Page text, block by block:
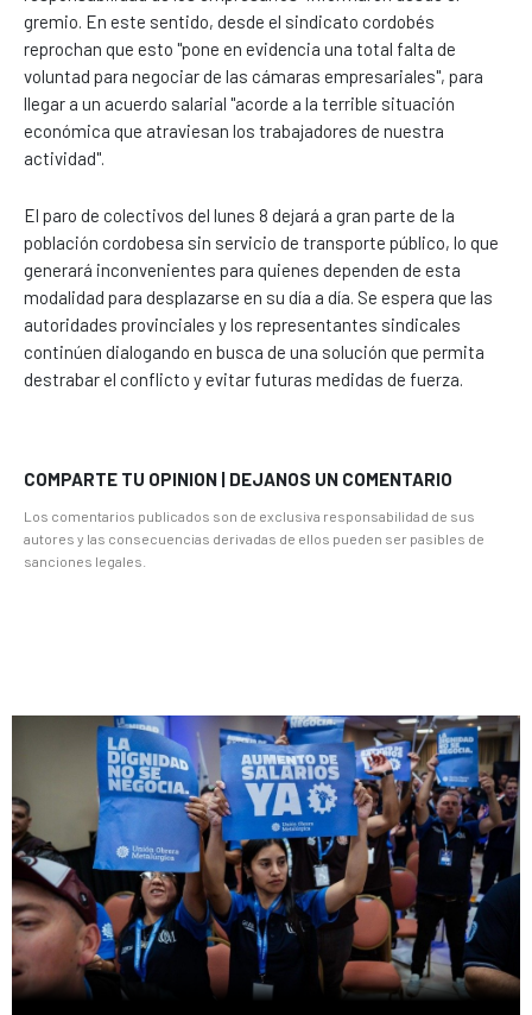
gremio. En este sentido, desde el sindicato cordobés
reprochan que esto "pone en evidencia una total falta de
voluntad para negociar de las cámaras empresariales", para
llegar a un acuerdo salarial "acorde a la terrible situación
económica que atraviesan los trabajadores de nuestra
actividad".
El paro de colectivos del lunes 8 dejará a gran parte de la
población cordobesa sin servicio de transporte público, lo que
generará inconvenientes para quienes dependen de esta
modalidad para desplazarse en su día a día. Se espera que las
autoridades provinciales y los representantes sindicales
continúen dialogando en busca de una solución que permita
destrabar el conflicto y evitar futuras medidas de fuerza.
COMPARTE TU OPINION | DEJANOS UN COMENTARIO
Los comentarios publicados son de exclusiva responsabilidad de sus
autores y las consecuencias derivadas de ellos pueden ser pasibles de
sanciones legales.